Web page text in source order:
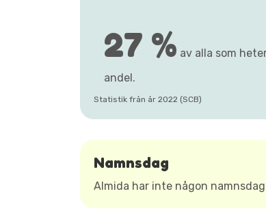
27 % av alla som
andel.
Statistik från år 2022 (SCB)
Namnsdag
Almida har inte någon